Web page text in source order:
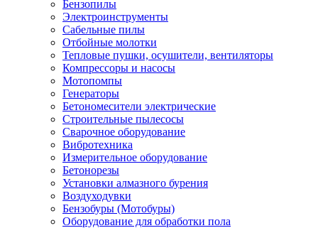
Бензопилы
Электроинструменты
Сабельные пилы
Отбойные молотки
Тепловые пушки, осушители, вентиляторы
Компрессоры и насосы
Мотопомпы
Генераторы
Бетономесители электрические
Строительные пылесосы
Сварочное оборудование
Вибротехника
Измерительное оборудование
Бетонорезы
Установки алмазного бурения
Воздуходувки
Бензобуры (Мотобуры)
Оборудование для обработки пола